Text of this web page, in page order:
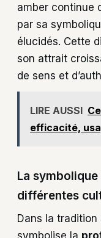
amber continue
par sa
élucidés. Cette
son attrait
de sens et
LIRE AUSSI
efficacité,
La
différentes
Dans la